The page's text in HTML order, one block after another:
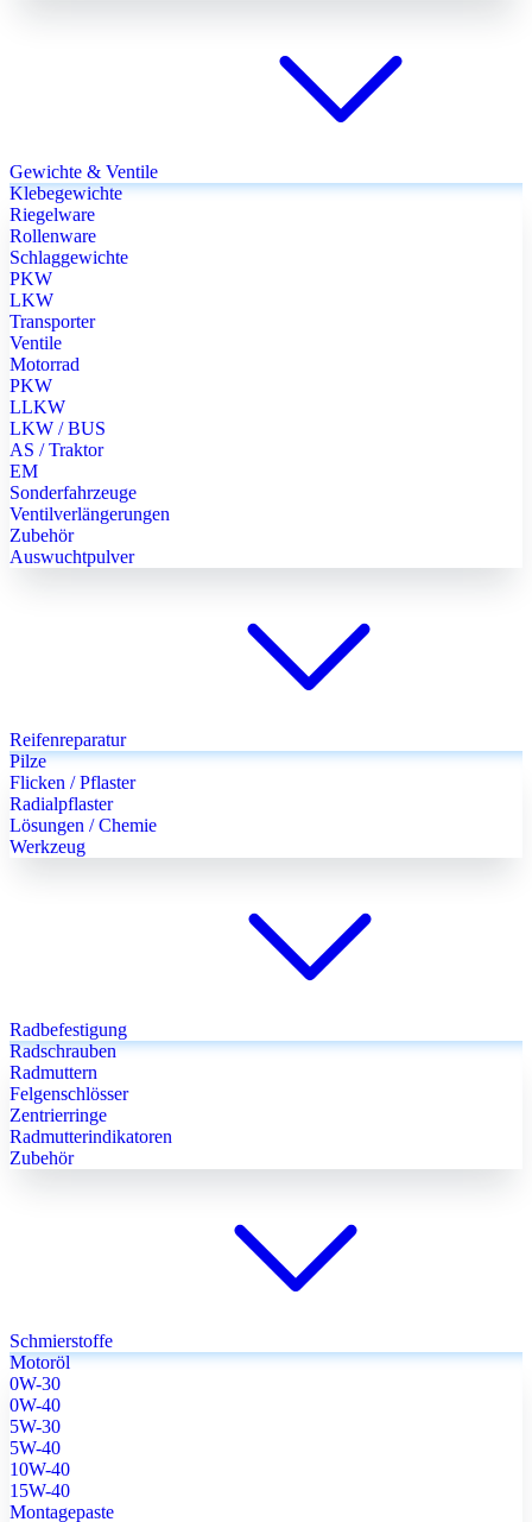
Gewichte & Ventile
Klebegewichte
Riegelware
Rollenware
Schlaggewichte
PKW
LKW
Transporter
Ventile
Motorrad
PKW
LLKW
LKW / BUS
AS / Traktor
EM
Sonderfahrzeuge
Ventilverlängerungen
Zubehör
Auswuchtpulver
Reifenreparatur
Pilze
Flicken / Pflaster
Radialpflaster
Lösungen / Chemie
Werkzeug
Radbefestigung
Radschrauben
Radmuttern
Felgenschlösser
Zentrierringe
Radmutterindikatoren
Zubehör
Schmierstoffe
Motoröl
0W-30
0W-40
5W-30
5W-40
10W-40
15W-40
Montagepaste